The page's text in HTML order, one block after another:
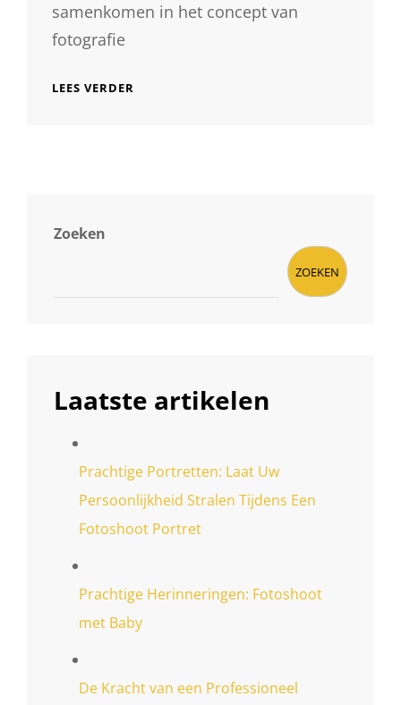
samenkomen in het concept van
fotografie
LEES VERDER
Zoeken
ZOEKEN
Laatste artikelen
Prachtige Portretten: Laat Uw
Persoonlijkheid Stralen Tijdens Een
Fotoshoot Portret
Prachtige Herinneringen: Fotoshoot
met Baby
De Kracht van een Professioneel